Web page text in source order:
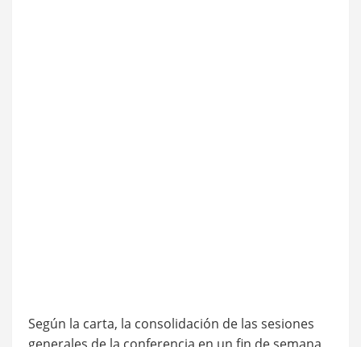
Según la carta, la consolidación de las sesiones